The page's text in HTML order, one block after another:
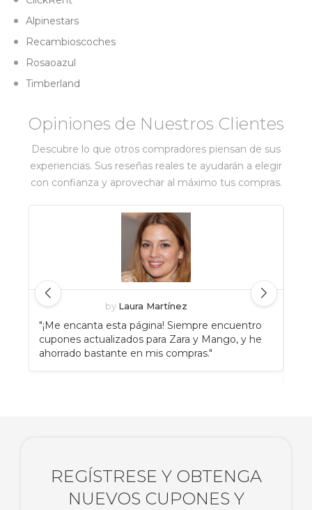
Alpinestars
Recambioscoches
Rosaoazul
Timberland
Opiniones de Nuestros Clientes
Descubre lo que otros compradores piensan de sus
experiencias. Sus reseñas reales te ayudarán a elegir
con confianza y aprovechar al máximo tus compras.
by Laura Martínez
"¡Me encanta esta página! Siempre encuentro
cupones actualizados para Zara y Mango, y he
ahorrado bastante en mis compras."
REGÍSTRESE Y OBTENGA
NUEVOS CUPONES Y